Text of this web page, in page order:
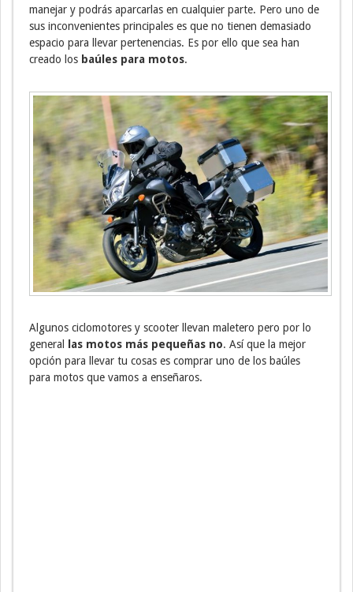
manejar y podrás aparcarlas en cualquier parte. Pero uno de
sus inconvenientes principales es que no tienen demasiado
espacio para llevar pertenencias. Es por ello que sea han
creado los baúles para motos.
Algunos ciclomotores y scooter llevan maletero pero por lo
general
las motos más pequeñas no. Así que la mejor
opción para llevar tu cosas es comprar uno de los baúles
para motos que vamos a enseñaros.